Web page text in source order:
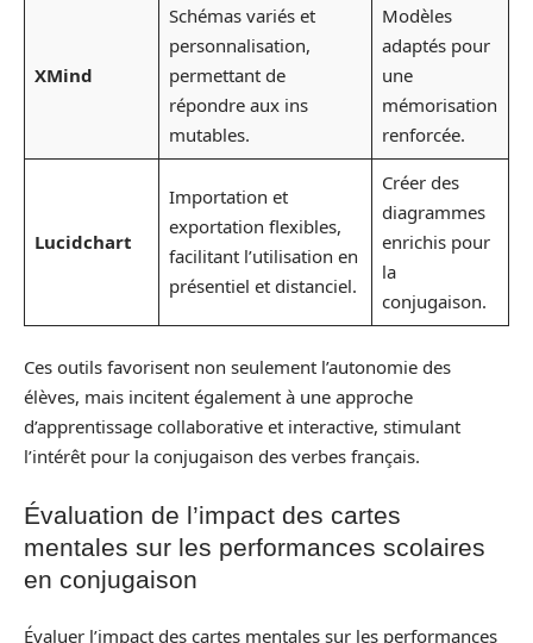
XMind
Schémas variés et
personnalisation,
permettant de
répondre aux ins
mutables.
Modèles
adaptés pour
une
mémorisation
renforcée.
Lucidchart
Importation et
exportation flexibles,
facilitant l’utilisation en
présentiel et distanciel.
Créer des
diagrammes
enrichis pour
la
conjugaison.
Ces outils favorisent non seulement l’autonomie des
élèves, mais incitent également à une approche
d’apprentissage collaborative et interactive, stimulant
l’intérêt pour la conjugaison des verbes français.
Évaluation de l’impact des cartes
mentales sur les performances scolaires
en conjugaison
Évaluer l’impact des cartes mentales sur les performances